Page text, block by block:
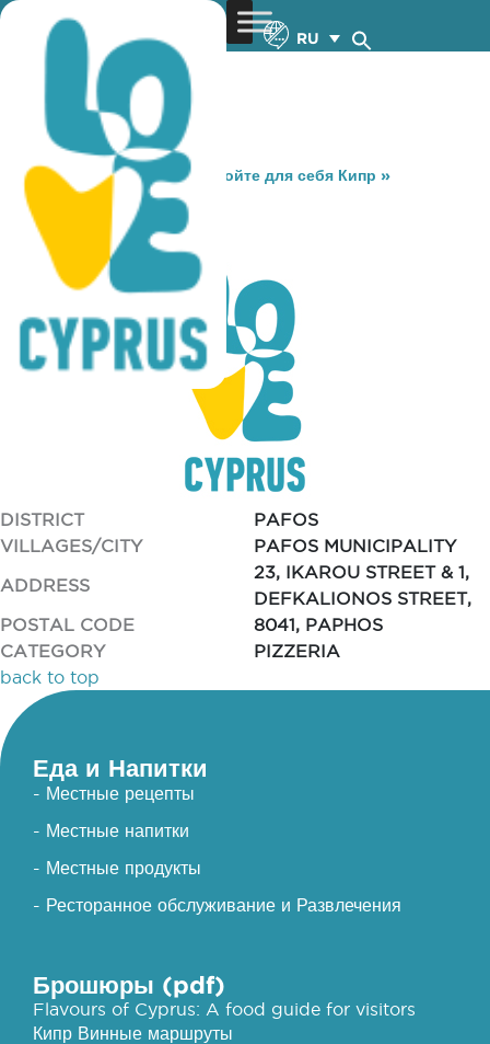
RU
You are here: Home »Откройте для себя Кипр »
Gastronomy
» PICNIC
PICNIC
DISTRICT
PAFOS
VILLAGES/CITY
PAFOS MUNICIPALITY
ADDRESS
23, IKAROU STREET & 1,
DEFKALIONOS STREET,
POSTAL CODE
8041, PAPHOS
CATEGORY
PIZZERIA
back to top
Еда и Напитки
- Местные рецепты
- Местные напитки
- Местные продукты
- Ресторанное обслуживание и Развлечения
Брошюры (pdf)
Flavours of Cyprus: A food guide for visitors
Кипр Винные маршруты